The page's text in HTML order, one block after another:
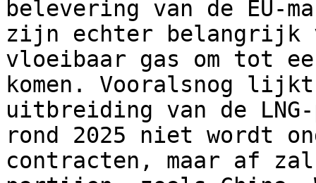
belevering van de EU-
zijn echter belangrijk
vloeibaar gas om tot
komen. Vooralsnog
uitbreiding van de
rond 2025 niet wordt
contracten, maar af zal